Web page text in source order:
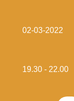
02-03-2022
19.30 - 22.00